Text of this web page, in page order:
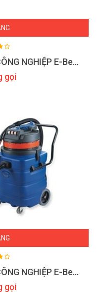
MÁY HÚT BỤI VỆ SINH CÔNG NGHIỆP E-Best EB583A
gọi
MÁY HÚT BỤI VỆ SINH CÔNG NGHIỆP E-Best EB583A-3
gọi